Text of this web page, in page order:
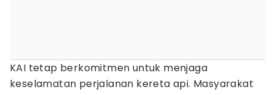
KAI tetap berkomitmen untuk menjaga
keselamatan perjalanan kereta api. Masyarakat